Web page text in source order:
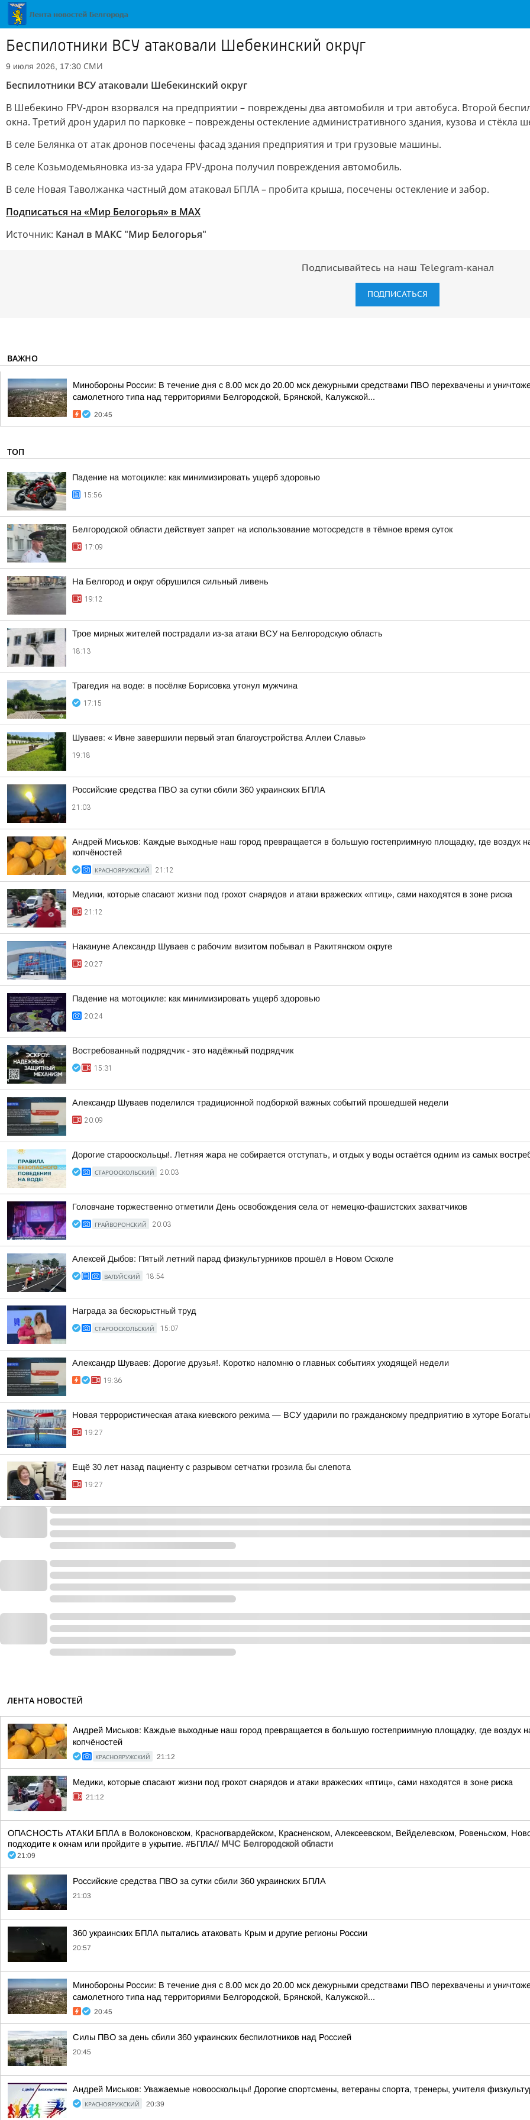
Беспилотники ВСУ атаковали Шебекинский округ
9 июля 2026, 17:30 СМИ
Беспилотники ВСУ атаковали Шебекинский округ
В Шебекино FPV-дрон взорвался на предприятии – повреждены два автомобиля и три автобуса. Второй
окна. Третий дрон ударил по парковке – повреждены остекление административного здания, кузова и
В селе Белянка от атак дронов посечены фасад здания предприятия и три грузовые машины.
В селе Козьмодемьяновка из-за удара FPV-дрона получил повреждения автомобиль.
В селе Новая Таволжанка частный дом атаковал БПЛА – пробита крыша, посечены остекление и забор.
Подписаться на «Мир Белогорья» в MAX
Источник: Канал в МАКС "Мир Белогорья"
Подписывайтесь на наш Telegram-канал
ПОДПИСАТЬСЯ
ВАЖНО
Минобороны России: В течение дня с 8.00 мск до 20.00 мск дежурными средствами ПВО перехвачены и
самолетного типа над территориями Белгородской, Брянской, Калужской...
20:45
ТОП
Падение на мотоцикле: как минимизировать ущерб здоровью
15:56
Белгородской области действует запрет на использование мотосредств в тёмное время суток
17:09
На Белгород и округ обрушился сильный ливень
19:12
Трое мирных жителей пострадали из-за атаки ВСУ на Белгородскую область
18:13
Трагедия на воде: в посёлке Борисовка утонул мужчина
17:15
Шуваев: « Ивне завершили первый этап благоустройства Аллеи Славы»
19:18
Российские средства ПВО за сутки сбили 360 украинских БПЛА
21:03
Андрей Миськов: Каждые выходные наш город превращается в большую гостеприимную площадку, где воздух
копчёностей
КРАСНОЯРУЖСКИЙ 21:12
Медики, которые спасают жизни под грохот снарядов и атаки вражеских «птиц», сами находятся в зоне риска
21:12
Накануне Александр Шуваев с рабочим визитом побывал в Ракитянском округе
20:27
Падение на мотоцикле: как минимизировать ущерб здоровью
20:24
Востребованный подрядчик - это надёжный подрядчик
15:31
Александр Шуваев поделился традиционной подборкой важных событий прошедшей недели
20:09
Дорогие старооскольцы!. Летняя жара не собирается отступать, и отдых у воды остаётся одним из самых
СТАРООСКОЛЬСКИЙ 20:03
Головчане торжественно отметили День освобождения села от немецко-фашистских захватчиков
ГРАЙВОРОНСКИЙ 20:03
Алексей Дыбов: Пятый летний парад физкультурников прошёл в Новом Осколе
ВАЛУЙСКИЙ 18:54
Награда за бескорыстный труд
СТАРООСКОЛЬСКИЙ 15:07
Александр Шуваев: Дорогие друзья!. Коротко напомню о главных событиях уходящей недели
19:36
Новая террористическая атака киевского режима — ВСУ ударили по гражданскому предприятию в хуторе
19:27
Ещё 30 лет назад пациенту с разрывом сетчатки грозила бы слепота
19:27
ЛЕНТА НОВОСТЕЙ
Андрей Миськов: Каждые выходные наш город превращается в большую гостеприимную площадку, где воздух
копчёностей
КРАСНОЯРУЖСКИЙ 21:12
Медики, которые спасают жизни под грохот снарядов и атаки вражеских «птиц», сами находятся в зоне риска
21:12
ОПАСНОСТЬ АТАКИ БПЛА в Волоконовском, Красногвардейском, Красненском, Алексеевском, Вейделевском, Ровеньском,
подходите к окнам или пройдите в укрытие. #БПЛА// МЧС Белгородской области
21:09
Российские средства ПВО за сутки сбили 360 украинских БПЛА
21:03
360 украинских БПЛА пытались атаковать Крым и другие регионы России
20:57
Минобороны России: В течение дня с 8.00 мск до 20.00 мск дежурными средствами ПВО перехвачены и
самолетного типа над территориями Белгородской, Брянской, Калужской...
20:45
Силы ПВО за день сбили 360 украинских беспилотников над Россией
20:45
Андрей Миськов: Уважаемые новооскольцы! Дорогие спортсмены, ветераны спорта, тренеры, учителя
КРАСНОЯРУЖСКИЙ 20:39